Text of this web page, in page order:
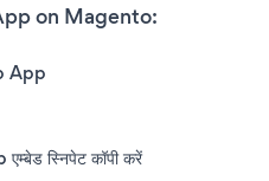
on Magento:
App
स्निपेट कॉपी करें